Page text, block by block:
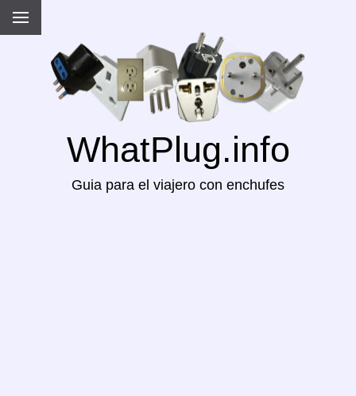
WhatPlug.info
Guia para el viajero con enchufes